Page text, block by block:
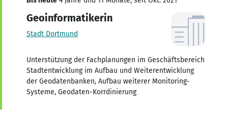
Geoinformatikerin
Stadt Dortmund
Unterstützung der Fachplanungen im Geschäftsbereich
Stadtentwicklung im Aufbau und Weiterentwicklung
der Geodatenbanken, Aufbau weiterer Monitoring-
Systeme, Geodaten-Korrdinierung